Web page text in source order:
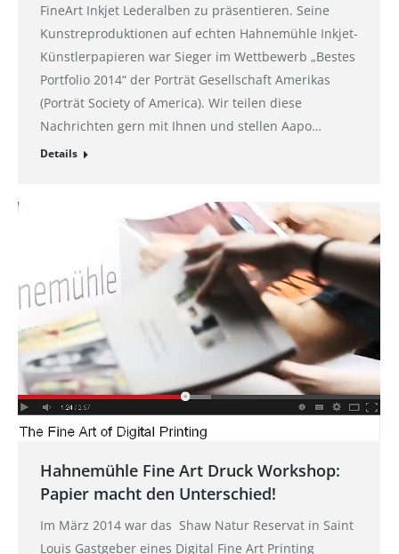
FineArt Inkjet Lederalben zu präsentieren. Seine
Kunstreproduktionen auf echten Hahnemühle Inkjet-
Künstlerpapieren war Sieger im Wettbewerb „Bestes
Portfolio 2014“ der Porträt Gesellschaft Amerikas
(Porträt Society of America). Wir teilen diese
Nachrichten gern mit Ihnen und stellen Aapo…
Details
Hahnemühle Fine Art Druck Workshop:
Papier macht den Unterschied!
Im März 2014 war das Shaw Natur Reservat in Saint
Louis Gastgeber eines Digital Fine Art Printing